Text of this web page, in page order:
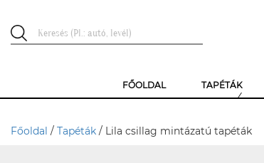
FŐOLDAL TAPÉTÁK
Főoldal / Tapéták / Lila csillag mintázatú tapéták